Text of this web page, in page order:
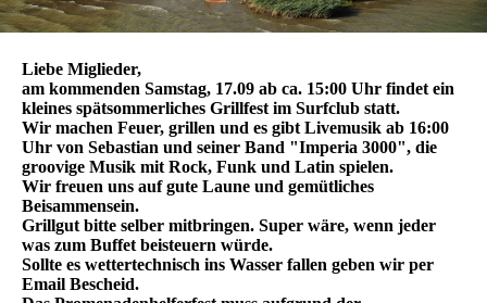
Liebe Miglieder,
am kommenden Samstag, 17.09 ab ca. 15:00 Uhr findet ein
kleines spätsommerliches Grillfest im Surfclub statt.
Wir machen Feuer, grillen und es gibt Livemusik ab 16:00
Uhr von Sebastian und seiner Band "Imperia 3000", die
groovige Musik mit Rock, Funk und Latin spielen.
Wir freuen uns auf gute Laune und gemütliches
Beisammensein.
Grillgut bitte selber mitbringen. Super wäre, wenn jeder
was zum Buffet beisteuern würde.
Sollte es wettertechnisch ins Wasser fallen geben wir per
Email Bescheid.